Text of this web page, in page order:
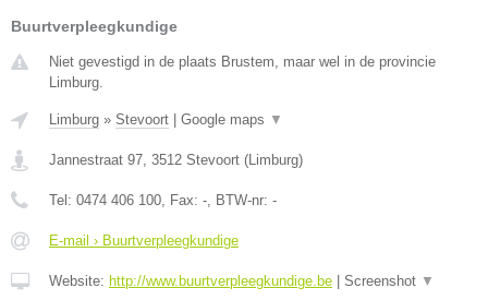
Buurtverpleegkundige
Niet gevestigd in de plaats Brustem, maar wel in de provincie
Limburg.
Limburg » Stevoort Google maps ▼
Jannestraat 97, 3512 Stevoort (Limburg)
Tel: 0474 406 100, Fax: -, BTW-nr: -
E-mail › Buurtverpleegkundige
Website: http://www.buurtverpleegkundige.be Screenshot ▼